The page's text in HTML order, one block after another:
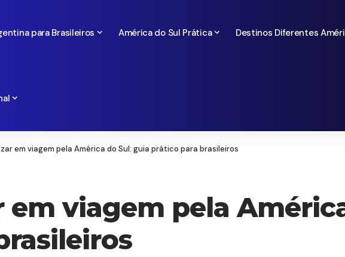
para Brasileiros América do Sul Prática Destinos Diferentes
em viagem pela América do Sul: guia prático para brasileiros
viagem pela